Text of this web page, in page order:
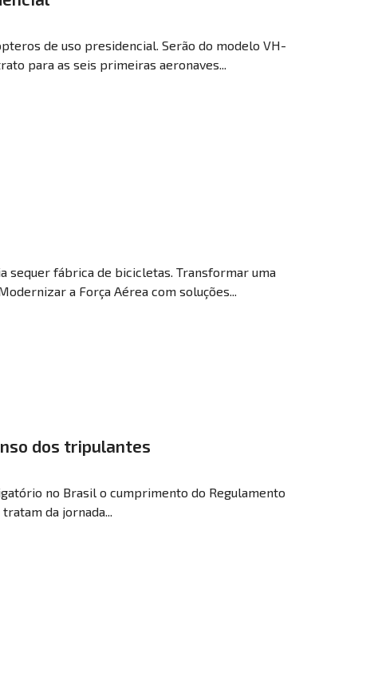
de uso presidencial. Serão do modelo VH-
para as seis primeiras aeronaves...
sequer fábrica de bicicletas. Transformar uma
a Força Aérea com soluções...
dos tripulantes
no Brasil o cumprimento do Regulamento
tratam da jornada...